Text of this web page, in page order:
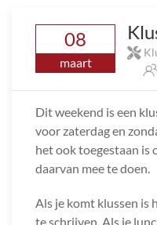
08
maart
Dit weekend is een
voor zaterdag en
het ook toegestaan is
daarvan mee te doen.
Als je komt klussen is
te schrijven. Als je